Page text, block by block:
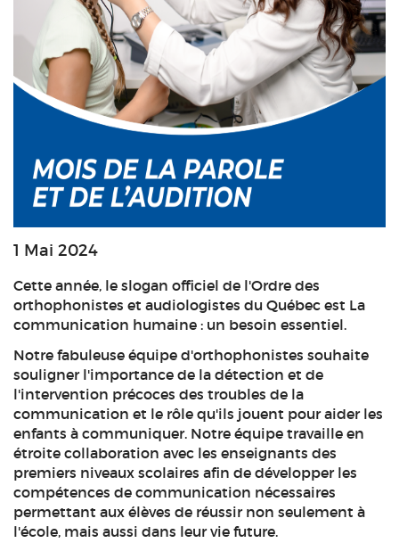
1 Mai 2024
Cette année, le slogan officiel de l'Ordre des
orthophonistes et audiologistes du Québec est La
communication humaine : un besoin essentiel.
Notre fabuleuse équipe d'orthophonistes souhaite
souligner l'importance de la détection et de
l'intervention précoces des troubles de la
communication et le rôle qu'ils jouent pour aider les
enfants à communiquer. Notre équipe travaille en
étroite collaboration avec les enseignants des
premiers niveaux scolaires afin de développer les
compétences de communication nécessaires
permettant aux élèves de réussir non seulement à
l'école, mais aussi dans leur vie future.